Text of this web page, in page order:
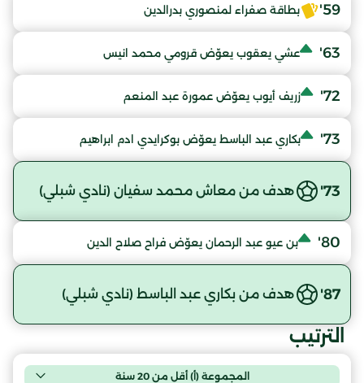
59' بطاقة صفراء لمنصوري بدرالدين
63' عشي يعقوب يعوّض قرومي محمد انيس
72' زريف أيوب يعوّض عمورة عبد المنعم
73' بكاري عبد الباسط يعوّض بوكرايدي ادم ابراهيم
73' هدف من معاش محمد سفيان (نادي شبلي)
80' بن عيو عبد الرحمان يعوّض فراح صلاح الدين
87' هدف من بكاري عبد الباسط (نادي شبلي)
الترتيب
المجموعة (أ) أقل من 20 سنة